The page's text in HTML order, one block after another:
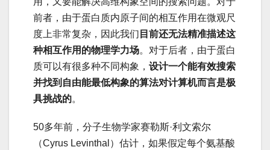
前者，由于蛋白质内原子间的相互作用在微观尺
度上非常复杂，因此我们 目前还无法精准描述这
种相互作用的物理学力场。对于后者，由于蛋白
质可以有很多种不同构象， 设计一个能有效搜索
并找到自由能最低构象的算法对计算机而言是极
具挑战的。
50多年前，分子生物学家赛勒斯·利文索尔
（Cyrus Levinthal）估计，如果假定每个氨基酸